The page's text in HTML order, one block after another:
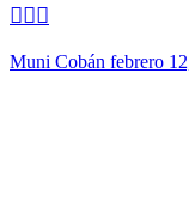
🏃🏻‍♀️
Muni Cobán febrero